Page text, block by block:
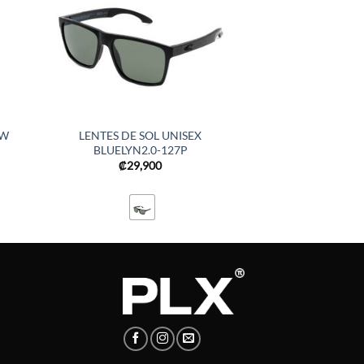
LENTES DE SOL UNISEX
BLUELYN2.0-127P
₡29,900